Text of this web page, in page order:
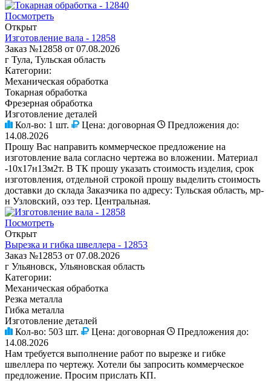
Посмотреть
Открыт
Изготовление вала - 12858
Заказ №12858 от 07.08.2026
г Тула, Тульская область
Категории:
Механическая обработка
Токарная обработка
Фрезерная обработка
Изготовление деталей
Кол-во: 1 шт. Цена: договорная
Предложения до:
14.08.2026
Прошу Вас направить коммерческое предложение на
изготовление вала согласно чертежа во вложении. Материал
-10х17н13м2т. В ТК прошу указать стоимость изделия, срок
изготовления, отдельной строкой прошу выделить стоимость
доставки до склада Заказчика по адресу: Тульская область, мр-
н Узловский, оэз тер. Центральная.
Посмотреть
Открыт
Вырезка и гибка швеллера - 12853
Заказ №12853 от 07.08.2026
г Ульяновск, Ульяновская область
Категории:
Механическая обработка
Резка металла
Гибка металла
Изготовление деталей
Кол-во: 503 шт. Цена: договорная
Предложения до:
14.08.2026
Нам требуется выполнение работ по вырезке и гибке
швеллера по чертежу. Хотели бы запросить коммерческое
предложение. Просим прислать КП.